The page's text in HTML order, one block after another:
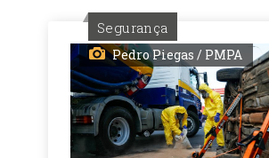
Segurança
Pedro Piegas / PMPA